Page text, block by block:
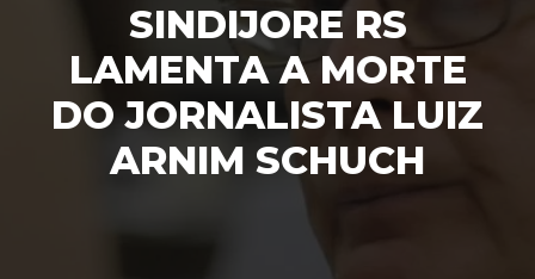
SINDIJORE RS
LAMENTA A MORTE
DO JORNALISTA LUIZ
ARNIM SCHUCH